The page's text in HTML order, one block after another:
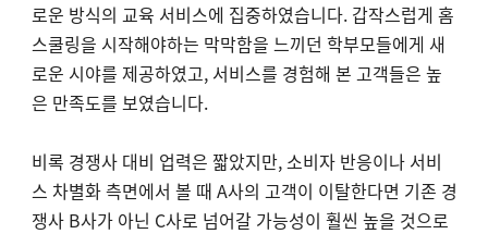
로운 방식의 교육 서비스에 집중하였습니다. 갑작스럽게 홈
스쿨링을 시작해야하는 막막함을 느끼던 학부모들에게 새
로운 시야를 제공하였고, 서비스를 경험해 본 고객들은 높
은 만족도를 보였습니다.
비록 경쟁사 대비 업력은 짧았지만, 소비자 반응이나 서비
스 차별화 측면에서 볼 때 A사의 고객이 이탈한다면 기존 경
쟁사 B사가 아닌 C사로 넘어갈 가능성이 훨씬 높을 것으로